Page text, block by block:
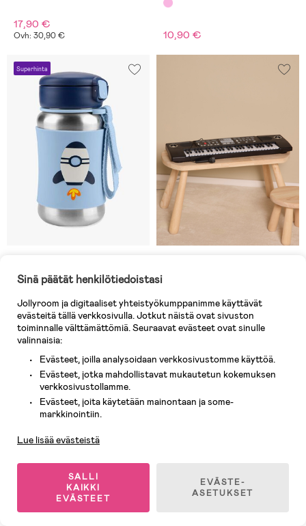
17,90 €
Ovh: 30,90 € 10,90 €
Superhinta
(8)Skip Hop Spark Style
Juomapullo Raketti
22,90 €
Kosketinsoitin + Mikrofoni
Sinä päätät henkilötiedoistasi
Jollyroom ja digitaaliset yhteistyökumppanimme käyttävät
evästeitä tällä verkkosivulla. Jotkut näistä ovat sivuston
toiminnalle välttämättömiä. Seuraavat evästeet ovat sinulle
valinnaisia:
Evästeet, joilla analysoidaan verkkosivustomme käyttöä.
Evästeet, jotka mahdollistavat mukautetun kokemuksen
verkkosivustollamme.
Evästeet, joita käytetään mainontaan ja some-
markkinointiin.
Lue lisää evästeistä
SALLI
KAIKKI
EVÄSTEET
EVÄSTE-
ASETUKSET